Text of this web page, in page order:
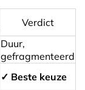
Verdict
Duur,
gefragmenteerd
✓ Beste keuze